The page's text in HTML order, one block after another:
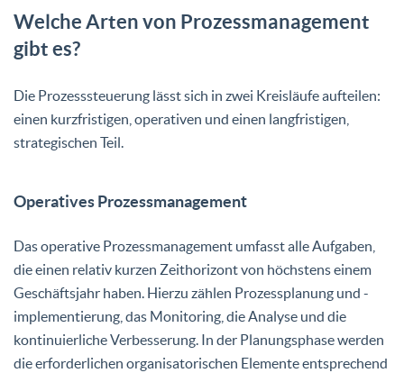
Welche Arten von Prozessmanagement
gibt es?
Die Prozesssteuerung lässt sich in zwei Kreisläufe aufteilen:
einen kurzfristigen, operativen und einen langfristigen,
strategischen Teil.
Operatives Prozessmanagement
Das operative Prozessmanagement umfasst alle Aufgaben,
die einen relativ kurzen Zeithorizont von höchstens einem
Geschäftsjahr haben. Hierzu zählen Prozessplanung und -
implementierung, das Monitoring, die Analyse und die
kontinuierliche Verbesserung. In der Planungsphase werden
die erforderlichen organisatorischen Elemente entsprechend